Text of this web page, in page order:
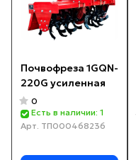
Почвофреза 1GQN-
220G усиленная
0
Есть в наличии: 1
Арт. ТП000468236